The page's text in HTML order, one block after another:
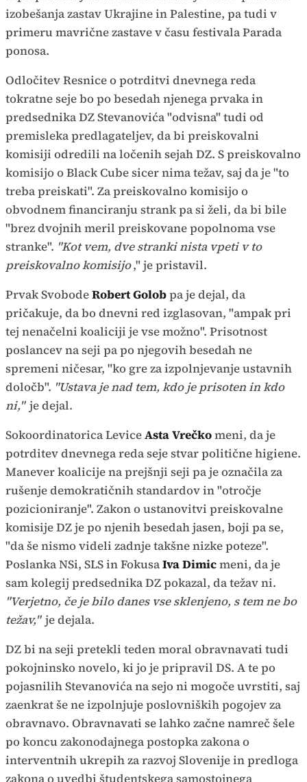
izobešanja zastav Ukrajine in Palestine, pa tudi v
primeru mavrične zastave v času festivala Parada
ponosa.
Odločitev Resnice o potrditvi dnevnega reda
tokratne seje bo po besedah njenega prvaka in
predsednika DZ Stevanovića "odvisna" tudi od
premisleka predlagateljev, da bi preiskovalni
komisiji odredili na ločenih sejah DZ. S preiskovalno
komisijo o Black Cube sicer nima težav, saj da je "to
treba preiskati". Za preiskovalno komisijo o
obvodnem financiranju strank pa si želi, da bi bile
"brez dvojnih meril preiskovane popolnoma vse
stranke". "Kot vem, dve stranki nista vpeti v to
preiskovalno komisijo," je pristavil.
Prvak SvobodeRobert Golobpa je dejal, da
pričakuje, da bo dnevni red izglasovan, "ampak pri
tej nenačelni koaliciji je vse možno". Prisotnost
poslancev na seji pa po njegovih besedah ne
spremeni ničesar, "ko gre za izpolnjevanje ustavnih
določb". "Ustava je nad tem, kdo je prisoten in kdo
ni," je dejal.
Sokoordinatorica LeviceAsta Vrečkomeni, da je
potrditev dnevnega reda seje stvar politične higiene.
Manever koalicije na prejšnji seji pa je označila za
rušenje demokratičnih standardov in "otročje
pozicioniranje". Zakon o ustanovitvi preiskovalne
komisije DZ je po njenih besedah jasen, boji pa se,
"da še nismo videli zadnje takšne nizke poteze".
Poslanka NSi, SLS in FokusaIva Dimicmeni, da je
sam kolegij predsednika DZ pokazal, da težav ni.
"Verjetno, če je bilo danes vse sklenjeno, s tem ne bo
težav," je dejala.
DZ bi na seji pretekli teden moral obravnavati tudi
pokojninsko novelo, ki jo je pripravil DS. A te po
pojasnilih Stevanovića na sejo ni mogoče uvrstiti, saj
zaenkrat še ne izpolnjuje poslovniških pogojev za
obravnavo. Obravnavati se lahko začne namreč šele
po koncu zakonodajnega postopka zakona o
interventnih ukrepih za razvoj Slovenije in predloga